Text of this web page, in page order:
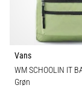
Vans
WM SCHOOLIN IT
Grøn